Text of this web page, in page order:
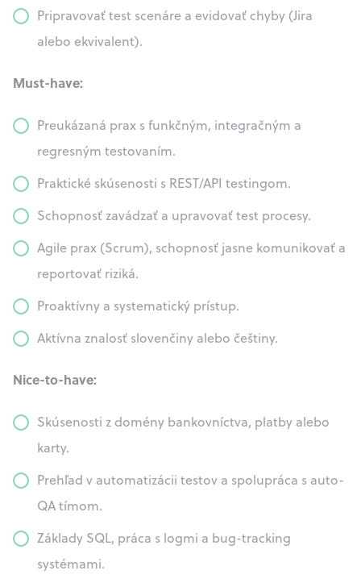
Pripravovať test scenáre a evidovať chyby (Jira
alebo ekvivalent).
Must-have:
Preukázaná prax s funkčným, integračným a
regresným testovaním.
Praktické skúsenosti s REST/API testingom.
Schopnosť zavádzať a upravovať test procesy.
Agile prax (Scrum), schopnosť jasne komunikovať a
reportovať riziká.
Proaktívny a systematický prístup.
Aktívna znalosť slovenčiny alebo češtiny.
Nice-to-have:
Skúsenosti z domény bankovníctva, platby alebo
karty.
Prehľad v automatizácii testov a spolupráca s auto-
QA tímom.
Základy SQL, práca s logmi a bug-tracking
systémami.